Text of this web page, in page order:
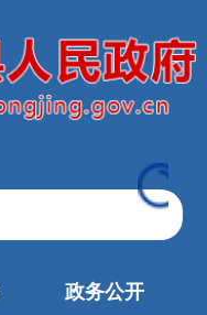
政务公开